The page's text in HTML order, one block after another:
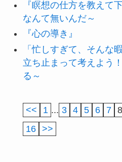
『瞑想の仕方を教え
なんて無いんだ～
『心の導き』
「忙しすぎて、そんな
立ち止まって考えよう
る～
<< 1 ... 3 4 5 6 7 8
16
>>